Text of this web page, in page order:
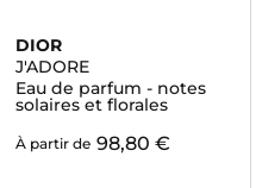
DIOR
J'ADORE
Eau de parfum - notes
solaires et florales
À partir de 98,80 €